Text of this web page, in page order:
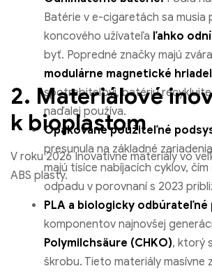
Batérie v e-cigaretách sa
koncového užívateľa ľahko
byť. Popredné značky majú
modulárne magnetické
spotrebiteľovi, batériu
naďalej používa.
Opakovane použiteľné
presunula na základné
majú tisíce nabíjacích cyklov,
odpadu v porovnaní s 2023
2. Materiálové
k bioplastom
V roku 2026 Inovatívne materiály vo
ABS plasty.
PLA a biologicky odbúrateľné
komponentov najnovšej
Polymilchsäure (CHKO), ktorý
škrobu. Tieto materiály masívne